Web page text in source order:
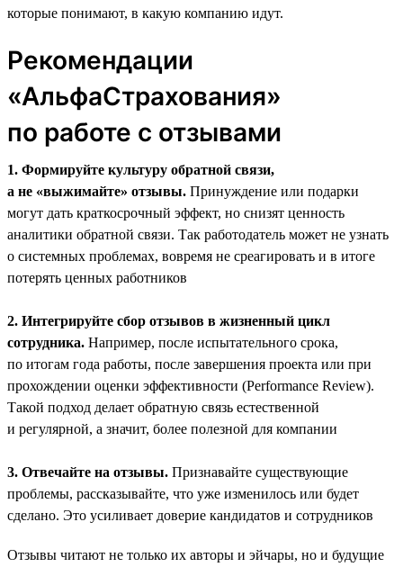
которые понимают, в какую компанию идут.
Рекомендации
«АльфаСтрахования»
по работе с отзывами
1. Формируйте культуру обратной связи,
а не «выжимайте» отзывы. Принуждение или подарки
могут дать краткосрочный эффект, но снизят ценность
аналитики обратной связи. Так работодатель может не узнать
о системных проблемах, вовремя не среагировать и в итоге
потерять ценных работников
2. Интегрируйте сбор отзывов в жизненный цикл
сотрудника. Например, после испытательного срока,
по итогам года работы, после завершения проекта или при
прохождении оценки эффективности (Performance Review).
Такой подход делает обратную связь естественной
и регулярной, а значит, более полезной для компании
3. Отвечайте на отзывы. Признавайте существующие
проблемы, рассказывайте, что уже изменилось или будет
сделано. Это усиливает доверие кандидатов и сотрудников
Отзывы читают не только их авторы и эйчары, но и будущие